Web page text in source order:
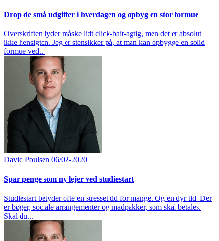
Drop de små udgifter i hverdagen og opbyg en stor formue
Overskriften lyder måske lidt click-bait-agtig, men det er absolut
ikke hensigten. Jeg er stensikker på, at man kan opbygge en solid
formue ved...
David Poulsen 06/02-2020
Spar penge som ny lejer ved studiestart
Studiestart betyder ofte en stresset tid for mange. Og en dyr tid. Der
er bøger, sociale arrangementer og madpakker, som skal betales.
Skal du...